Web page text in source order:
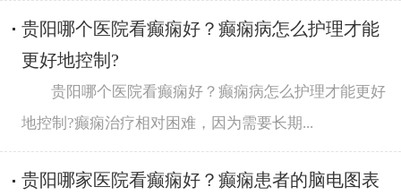
贵阳哪个医院看癫痫好？癫痫病怎么护理才能
更好地控制?
贵阳哪个医院看癫痫好？癫痫病怎么护理才能更好
地控制?癫痫治疗相对困难，因为需要长期...
贵阳哪家医院看癫痫好？癫痫患者的脑电图表